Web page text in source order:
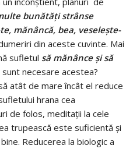
bunătăţi strânse
mănâncă, bea, veseleşte-
din aceste cuvinte. Mai
sufletul să mănânce şi să
necesare acestea?
atât de mare încât el reduce
hrana cea
de folos, meditaţii la cele
trupească este suficientă şi
Reducerea la biologic a